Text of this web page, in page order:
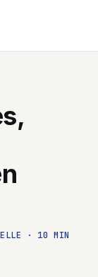
·
10 MIN